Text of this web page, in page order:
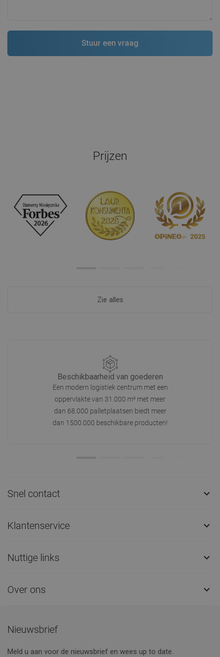
Prijzen
Zie alles
Beschikbaarheid van goederen
Een modern logistiek centrum met een
oppervlakte van 31.000 m² met meer
dan 68.000 palletplaatsen biedt meer
dan 1500.000 beschikbare producten!
Snel contact 
Klantenservice 
Nuttige links 
Over ons 
Nieuwsbrief
Meld u aan voor de nieuwsbrief en wees up to date.